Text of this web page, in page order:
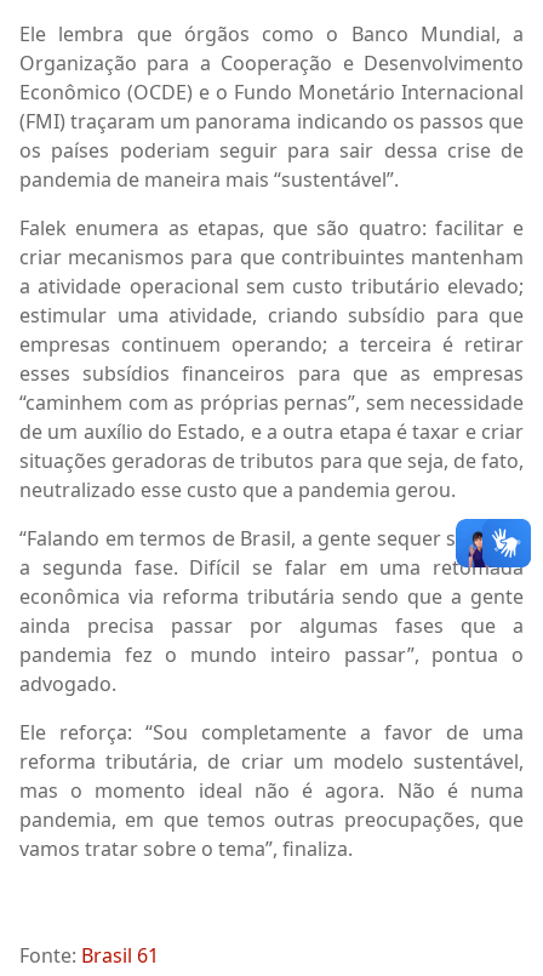
Ele lembra que órgãos como o Banco Mundial, a
Organização para a Cooperação e Desenvolvimento
Econômico (OCDE) e o Fundo Monetário Internacional
(FMI) traçaram um panorama indicando os passos que
os países poderiam seguir para sair dessa crise de
pandemia de maneira mais “sustentável”.
Falek enumera as etapas, que são quatro: facilitar e
criar mecanismos para que contribuintes mantenham
a atividade operacional sem custo tributário elevado;
estimular uma atividade, criando subsídio para que
empresas continuem operando; a terceira é retirar
esses subsídios financeiros para que as empresas
“caminhem com as próprias pernas”, sem necessidade
de um auxílio do Estado, e a outra etapa é taxar e criar
situações geradoras de tributos para que seja, de fato,
neutralizado esse custo que a pandemia gerou.
“Falando em termos de Brasil, a gente sequer superou
a segunda fase. Difícil se falar em uma retomada
econômica via reforma tributária sendo que a gente
ainda precisa passar por algumas fases que a
pandemia fez o mundo inteiro passar”, pontua o
advogado.
Ele reforça: “Sou completamente a favor de uma
reforma tributária, de criar um modelo sustentável,
mas o momento ideal não é agora. Não é numa
pandemia, em que temos outras preocupações, que
vamos tratar sobre o tema”, finaliza.
Fonte: Brasil 61